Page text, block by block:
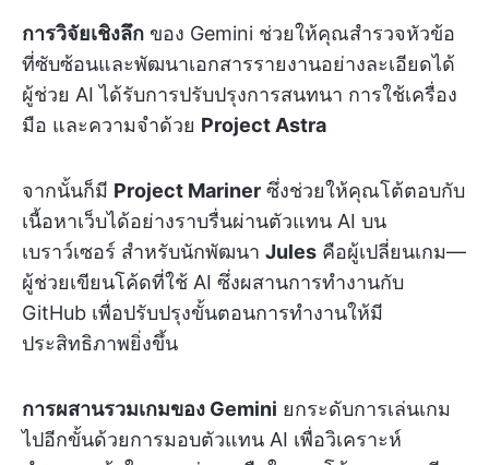
การวิจัยเชิงลึก ของ Gemini ช่วยให้คุณสำรวจหัวข้อ
ที่ซับซ้อนและพัฒนาเอกสารรายงานอย่างละเอียดได้
ผู้ช่วย AI ได้รับการปรับปรุงการสนทนา การใช้เครื่อง
มือ และความจำด้วย Project Astra
จากนั้นก็มี Project Mariner ซึ่งช่วยให้คุณโต้ตอบกับ
เนื้อหาเว็บได้อย่างราบรื่นผ่านตัวแทน AI บน
เบราว์เซอร์ สำหรับนักพัฒนา Jules คือผู้เปลี่ยนเกม—
ผู้ช่วยเขียนโค้ดที่ใช้ AI ซึ่งผสานการทำงานกับ
GitHub เพื่อปรับปรุงขั้นตอนการทำงานให้มี
ประสิทธิภาพยิ่งขึ้น
การผสานรวมเกมของ Gemini ยกระดับการเล่นเกม
ไปอีกขั้นด้วยการมอบตัวแทน AI เพื่อวิเคราะห์